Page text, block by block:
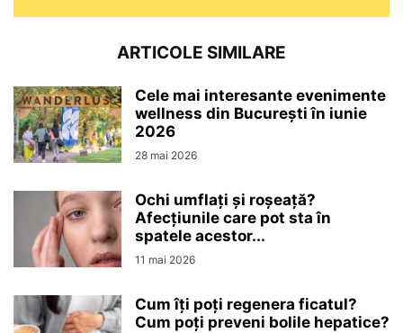
ARTICOLE SIMILARE
Cele mai interesante evenimente
wellness din București în iunie
2026
28 mai 2026
Ochi umflați și roșeață?
Afecțiunile care pot sta în
spatele acestor...
11 mai 2026
Cum îți poți regenera ficatul?
Cum poți preveni bolile hepatice?